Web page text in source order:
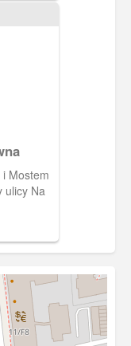
Mostem
ulicy Na